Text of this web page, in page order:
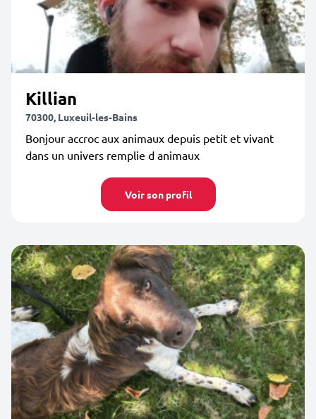
Killian
70300, Luxeuil-les-Bains
Bonjour accroc aux animaux depuis petit et vivant
dans un univers remplie d animaux
Voir son profil